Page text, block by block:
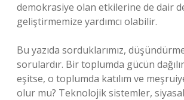
demokrasiye olan etkilerine de dair
geliştirmemize yardımcı olabilir.
Bu yazıda sorduklarımız,
sorulardır. Bir toplumda gücün
eşitse, o toplumda katılım ve
olur mu? Teknolojik sistemler, siyasal